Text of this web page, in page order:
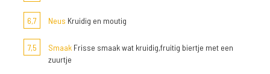
6,7 Neus Kruidig en moutig
7,5 Smaak Frisse smaak wat kruidig,fruitig biertje met een
zuurtje